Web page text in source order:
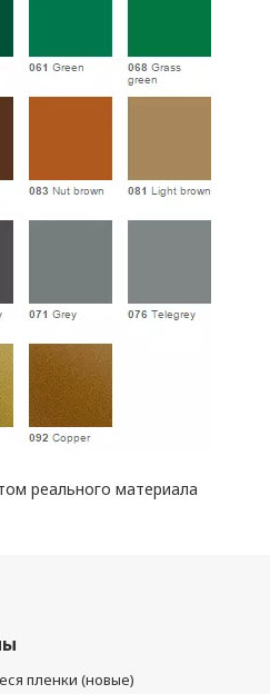
реального материала
пленки (новые)